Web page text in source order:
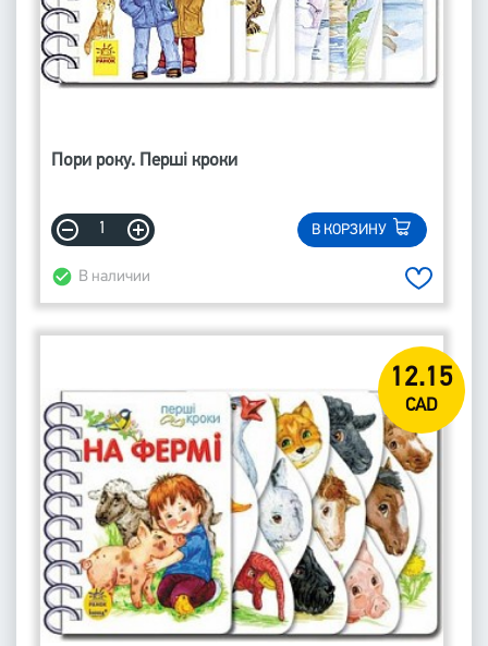
Пори року. Перші кроки
В КОРЗИНУ
В наличии
12.15
CAD